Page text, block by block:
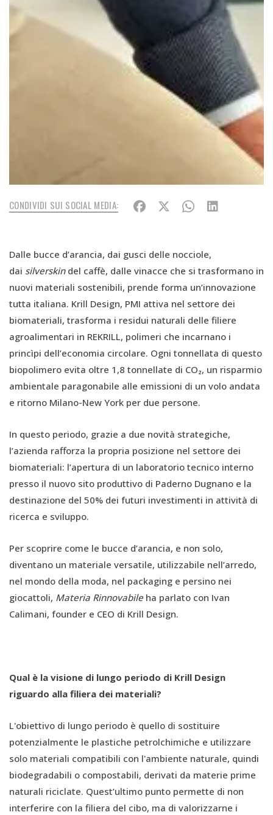
CONDIVIDI SUI SOCIAL MEDIA:
Dalle bucce d’arancia, dai gusci delle nocciole,
dai silverskindel caffè, dalle vinacce che si trasformano in
nuovi materiali sostenibili, prende forma un’innovazione
tutta italiana. Krill Design, PMI attiva nel settore dei
biomateriali, trasforma i residui naturali delle filiere
agroalimentari in REKRILL, polimeri che incarnano i
princìpi dell’economia circolare. Ogni tonnellata di questo
biopolimero evita oltre 1,8 tonnellate di CO₂, un risparmio
ambientale paragonabile alle emissioni di un volo andata
e ritorno Milano-New York per due persone.
In questo periodo, grazie a due novità strategiche,
l’azienda rafforza la propria posizione nel settore dei
biomateriali: l’apertura di un laboratorio tecnico interno
presso il nuovo sito produttivo di Paderno Dugnano e la
destinazione del 50% dei futuri investimenti in attività di
ricerca e sviluppo.
Per scoprire come le bucce d’arancia, e non solo,
diventano un materiale versatile, utilizzabile nell’arredo,
nel mondo della moda, nel packaging e persino nei
giocattoli, Materia Rinnovabile ha parlato con Ivan
Calimani, founder e CEO di Krill Design.
Qual è la visione di lungo periodo di Krill Design
riguardo alla filiera dei materiali?
L'obiettivo di lungo periodo è quello di sostituire
potenzialmente le plastiche petrolchimiche e utilizzare
solo materiali compatibili con l'ambiente naturale, quindi
biodegradabili o compostabili, derivati da materie prime
naturali riciclate. Quest’ultimo punto permette di non
interferire con la filiera del cibo, ma di valorizzarne i